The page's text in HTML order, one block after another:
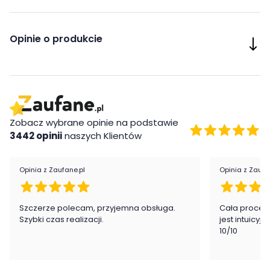
wariantach długości do wyboru.
Cechy charakterystyczne
Płyta laminowana, MDF
Montaż
paczkach wraz z instrukcją obsługi do samodzielnego
montażu.
Opinie o produkcie
Zobacz wybrane opinie na podstawie
3442 opiniinaszych Klientów
Opinia z Zaufane.pl
Szczerze polecam, przyjemna obsługa.
Szybki czas realizacji.
Opinia z
Cała
jest
10/10